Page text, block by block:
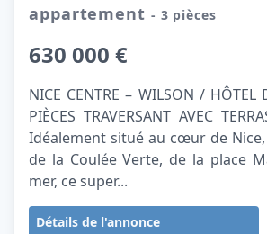
appartement - 3 pièces
630 000 €
NICE CENTRE – WILSON / HÔTEL
PIÈCES TRAVERSANT AVEC
Idéalement situé au cœur de
de la Coulée Verte, de la place
mer, ce super...
Détails de l'annonce